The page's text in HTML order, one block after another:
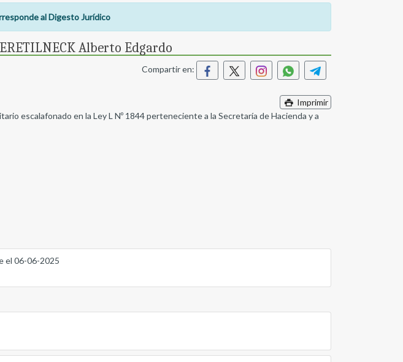
al Digesto Jurídico
Alberto Edgardo
Compartir en:
Imprimir
escalafonado en la Ley L Nº 1844 perteneciente a la Secretaría de Hacienda y a
el 06-06-2025